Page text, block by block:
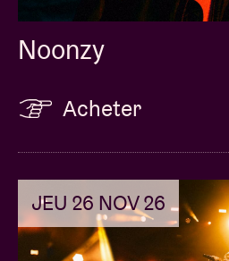
Noonzy
Acheter
JEU 26 NOV 26